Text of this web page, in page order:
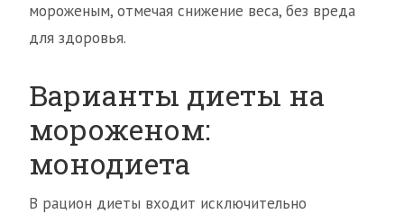
мороженым, отмечая снижение веса, без вреда
для здоровья.
Варианты диеты на
мороженом:
монодиета
В рацион диеты входит исключительно